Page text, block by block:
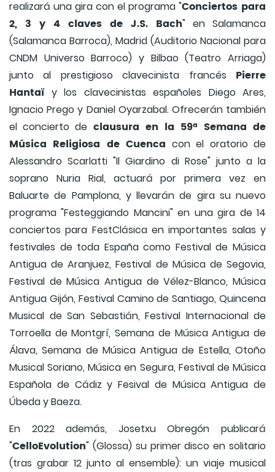
realizará una gira con el programa "Conciertos para
2, 3 y 4 claves de J.S. Bach" en Salamanca
(Salamanca Barroca), Madrid (Auditorio Nacional para
CNDM Universo Barroco) y Bilbao (Teatro Arriaga)
junto al prestigioso clavecinista francés Pierre
Hantaïy los clavecinistas españoles Diego Ares,
Ignacio Prego y Daniel Oyarzabal. Ofrecerán también
el concierto de clausura en la 59ª Semana de
Música Religiosa de Cuenca con el oratorio de
Alessandro Scarlatti "Il Giardino di Rose" junto a la
soprano Nuria Rial, actuará por primera vez en
Baluarte de Pamplona, y llevarán de gira su nuevo
programa "Festeggiando Mancini" en una gira de 14
conciertos para FestClásica en importantes salas y
festivales de toda España como Festival de Música
Antigua de Aranjuez, Festival de Música de Segovia,
Festival de Música Antigua de Vélez-Blanco, Música
Antigua Gijón, Festival Camino de Santiago, Quincena
Musical de San Sebastián, Festival Internacional de
Torroella de Montgrí, Semana de Música Antigua de
Álava, Semana de Música Antigua de Estella, Otoño
Musical Soriano, Música en Segura, Festival de Música
Española de Cádiz y Fesival de Música Antigua de
Úbeda y Baeza.
En 2022 además, Josetxu Obregón publicará
"CelloEvolution" (Glossa) su primer disco en solitario
(tras grabar 12 junto al ensemble): un viaje musical